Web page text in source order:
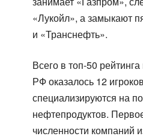
«Лукойл», а замыкают
и «Транснефть».
Всего в топ-50
РФ оказалось 12
специализируются на
нефтепродуктов.
численности компаний